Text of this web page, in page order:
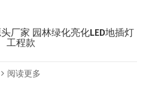
厂家 园林绿化亮化LED地插灯
工程款
阅读更多